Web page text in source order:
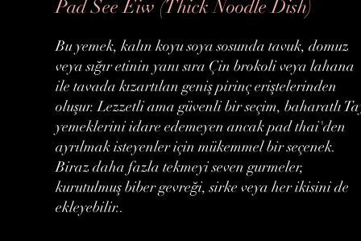
Pad See Eiw (Thick Noodle Dish)
Bu yemek, kalın koyu soya sosunda tavuk, domuz
veya sığır etinin yanı sıra Çin brokoli veya lahana
ile tavada kızartılan geniş pirinç eriştelerinden
oluşur. Lezzetli ama güvenli bir seçim, baharatlı
yemeklerini idare edemeyen ancak pad thai'den
ayrılmak isteyenler için mükemmel bir seçenek.
Biraz daha fazla tekmeyi seven gurmeler,
kurutulmuş biber gevreği, sirke veya her ikisini de
ekleyebilir..